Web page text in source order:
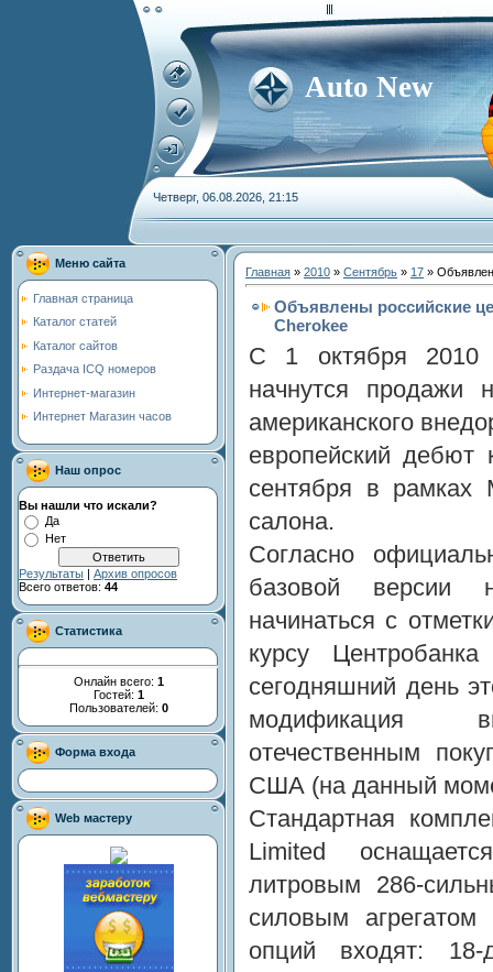
Auto New
Четверг, 06.08.2026, 21:15
Меню сайта
Главная страница
Каталог статей
Каталог сайтов
Раздача ICQ номеров
Интернет-магазин
Интернет Магазин часов
Наш опрос
Вы нашли что искали?
Да
Нет
Результаты | Архив опросов
Всего ответов: 44
Статистика
Онлайн всего: 1
Гостей: 1
Пользователей: 0
Форма входа
Web мастеру
Главная » 2010 » Сентябрь » 17 »
Объявлены российские
Cherokee
С 1 октября 2010
начнутся продажи
американского
европейский дебют
сентября в рамках
салона.
Согласно
базовой версии
начинаться с
курсу
сегодняшний день
модификация
отечественным
США (на данный
Стандартная
Limited
литровым 286-
силовым
опций входят: